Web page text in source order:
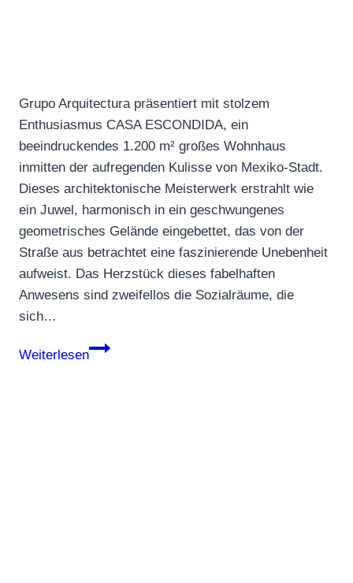
Grupo Arquitectura präsentiert mit stolzem
Enthusiasmus CASA ESCONDIDA, ein
beeindruckendes 1.200 m² großes Wohnhaus
inmitten der aufregenden Kulisse von Mexiko-Stadt.
Dieses architektonische Meisterwerk erstrahlt wie
ein Juwel, harmonisch in ein geschwungenes
geometrisches Gelände eingebettet, das von der
Straße aus betrachtet eine faszinierende Unebenheit
aufweist. Das Herzstück dieses fabelhaften
Anwesens sind zweifellos die Sozialräume, die
sich…
Weiterlesen
CASA